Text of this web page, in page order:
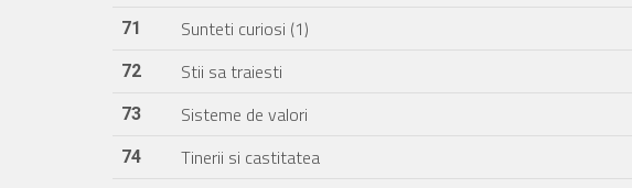
71 Sunteti curiosi (1)
72 Stii sa traiesti
73 Sisteme de valori
74 Tinerii si castitatea